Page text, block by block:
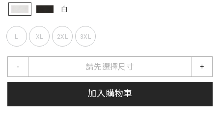
白
L XL 2XL 3XL
請先選擇尺寸
- +
加入購物車